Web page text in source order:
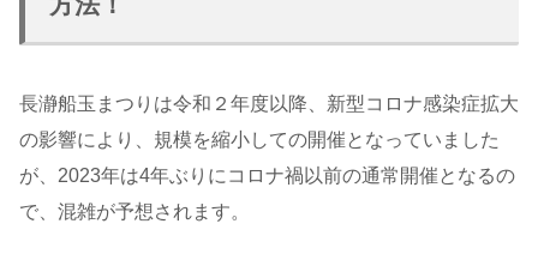
長瀞船玉まつりは令和２年度以降、新型コロナ感染症拡大
の影響により、規模を縮小しての開催となっていました
が、2023年は4年ぶりにコロナ禍以前の通常開催となるの
で、混雑が予想されます。